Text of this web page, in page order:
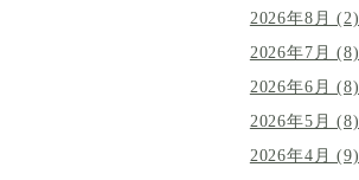
2026年8月 (2)
2026年7月 (8)
2026年6月 (8)
2026年5月 (8)
2026年4月 (9)